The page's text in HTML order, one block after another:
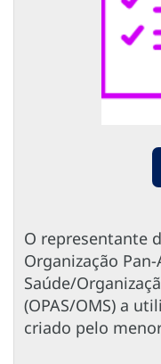
O representante
Organização
Saúde/
(OPAS/OMS) a
criado pelo